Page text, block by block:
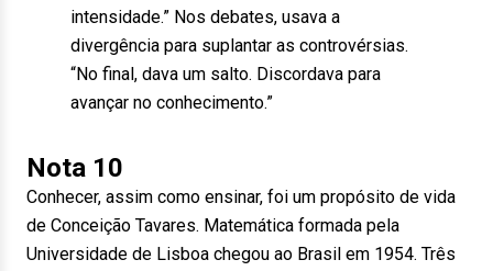
intensidade.” Nos debates, usava a
divergência para suplantar as controvérsias.
“No final, dava um salto. Discordava para
avançar no conhecimento.”
Nota 10
Conhecer, assim como ensinar, foi um propósito de vida
de Conceição Tavares. Matemática formada pela
Universidade de Lisboa chegou ao Brasil em 1954. Três